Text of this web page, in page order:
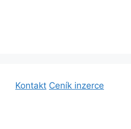
Kontakt Ceník inzerce